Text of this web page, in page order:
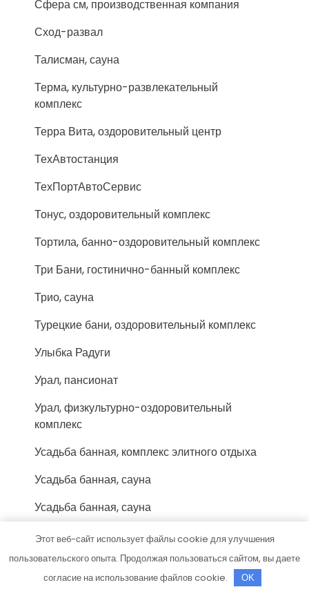
Сфера см, производственная компания
Сход-развал
Талисман, сауна
Терма, культурно-развлекательный
комплекс
Терра Вита, оздоровительный центр
ТехАвтостанция
ТехПортАвтоСервис
Тонус, оздоровительный комплекс
Тортила, банно-оздоровительный комплекс
Три Бани, гостинично-банный комплекс
Трио, сауна
Турецкие бани, оздоровительный комплекс
Улыбка Радуги
Урал, пансионат
Урал, физкультурно-оздоровительный
комплекс
Усадьба банная, комплекс элитного отдыха
Усадьба банная, сауна
Усадьба банная, сауна
Учебный центр Миг
Феникс-Авто, сервис-маркет
Этот веб-сайт использует файлы cookie для улучшения
пользовательского опыта. Продолжая пользоваться сайтом, вы даете
согласие на использование файлов cookie.
OK